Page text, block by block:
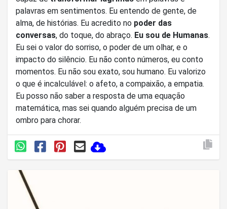
palavras em sentimentos. Eu entendo de gente, de
alma, de histórias. Eu acredito no poder das
conversas, do toque, do abraço. Eu sou de Humanas.
Eu sei o valor do sorriso, o poder de um olhar, e o
impacto do silêncio. Eu não conto números, eu conto
momentos. Eu não sou exato, sou humano. Eu valorizo
o que é incalculável: o afeto, a compaixão, a empatia.
Eu posso não saber a resposta de uma equação
matemática, mas sei quando alguém precisa de um
ombro para chorar.